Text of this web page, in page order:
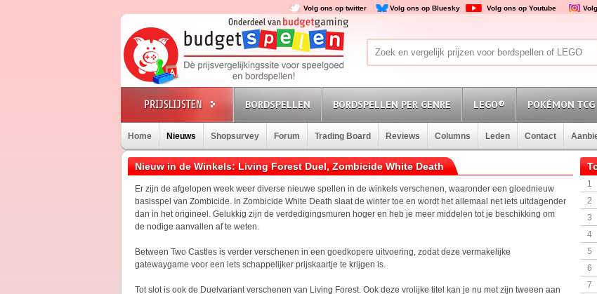
Volg ons op twitter Volg ons op Bluesky Volg ons op Youtube
BORDSPELLEN BORDSPELLEN PER GENRE LEGO® POKÉMON TCG
Home Nieuws Shopsurvey Forum Trading Board Reviews Columns Leden Contact
Nieuw in de Winkels: Living Forest Duel, Zombicide White Death
Er zijn de afgelopen week weer diverse nieuwe spellen in de winkels verschenen, waaronder een gloednieuw
basisspel van Zombicide. In Zombicide White Death slaat de winter toe en wordt het allemaal net iets uitdagender
dan in het origineel. Gelukkig zijn de verdedigingsmuren hoger en heb je meer middelen tot je beschikking om
de nodige aanvallen af te weten.
Between Two Castles is verder verschenen in een goedkopere uitvoering, zodat deze vermakelijke
gatewaygame voor een iets schappelijker prijskaartje te krijgen is.
Tot slot is ook de Duelvariant verschenen van Living Forest. Ook deze vrolijke titel kan je nu met zijn tweeen aan
1
2
3
4
5
6
7